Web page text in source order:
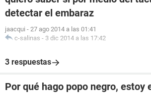
detectar el embaraz
jaacqui - 27 ago 2014 a las 01:41
c-salinas - 3 dic 2014 a las 17:42
3 respuestas
Por qué hago popo negro, estoy